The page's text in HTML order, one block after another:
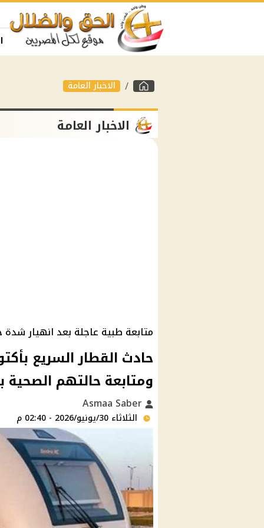
الاخبار العامة
الاخبار العامة
متابعة طبية عاجلة بعد انهيار شدة
حادث القطار السريع
ومتابعة حالتهم
الثلاثاء 30/يونيو/2026 - 02:40 م